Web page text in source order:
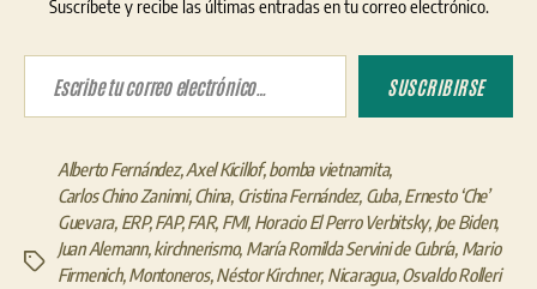
Suscríbete y recibe las últimas entradas en tu correo electrónico.
Escribe tu correo electrónico…
SUSCRIBIRSE
Etiquetas
Alberto Fernández,Axel Kicillof,bomba vietnamita,
Carlos Chino Zaninni,China, Cristina Fernández, Cuba,Ernesto ‘Che’
Guevara, ERP,FAP,FAR, FMI, Horacio El Perro Verbitsky, Joe Biden,
Juan Alemann,kirchnerismo, María Romilda Servini de Cubría, Mario
Firmenich,Montoneros,Néstor Kirchner, Nicaragua,Osvaldo Rolleri